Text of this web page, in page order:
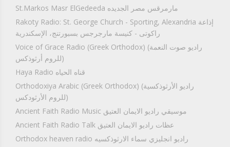
St.Markos Masr ElGedeeda مارمرقس مصر الجديده
Rakoty Radio: St. George Church - Sporting, Alexandria إذاعة
راكوتى - كنيسة مارجرجس بسبورتنج، الإسكندرية
Voice of Grace Radio (Greek Orthodox) (راديو صوت النعمة
(للروم أرثوذكس
Haya Radio قناه الحياه
Orthodoxiya Arabic (Greek Orthodox) (راديو الأرثوذكسية
(للروم الأرثودكس
Ancient Faith Radio Music موسيقي راديو الايمان العتيق
Ancient Faith Radio Talk عظات راديو الايمان العتيق
Orthodox heaven radio راديو انجليزي سماء الارثوذكسيه